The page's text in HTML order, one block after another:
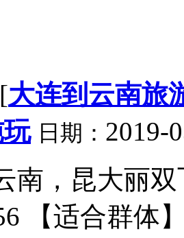
[大连到云南旅
日期： 2019-
南，昆大丽
【适合群体